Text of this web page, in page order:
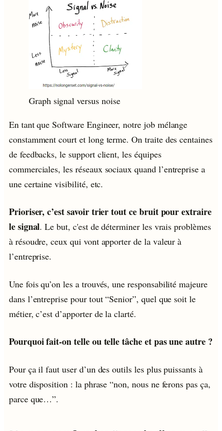
Graph signal versus noise
En tant que Software Engineer, notre job mélange
constamment court et long terme. On traite des centaines
de feedbacks, le support client, les équipes
commerciales, les réseaux sociaux quand l’entreprise a
une certaine visibilité, etc.
Prioriser, c’est savoir trier tout ce bruit pour extraire
le signal. Le but, c'est de déterminer les vrais problèmes
à résoudre, ceux qui vont apporter de la valeur à
l’entreprise.
Une fois qu’on les a trouvés, une responsabilité majeure
dans l’entreprise pour tout “Senior”, quel que soit le
métier, c’est d’apporter de la clarté.
Pourquoi fait-on telle ou telle tâche et pas une autre ?
Pour ça il faut user d’un des outils les plus puissants à
votre disposition : la phrase “non, nous ne ferons pas ça,
parce que…”.